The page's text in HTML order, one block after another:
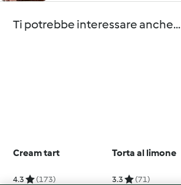
Ti potrebbe interessare anche...
Cream tart
4.3 (173)
Torta al limone
3.3 (71)